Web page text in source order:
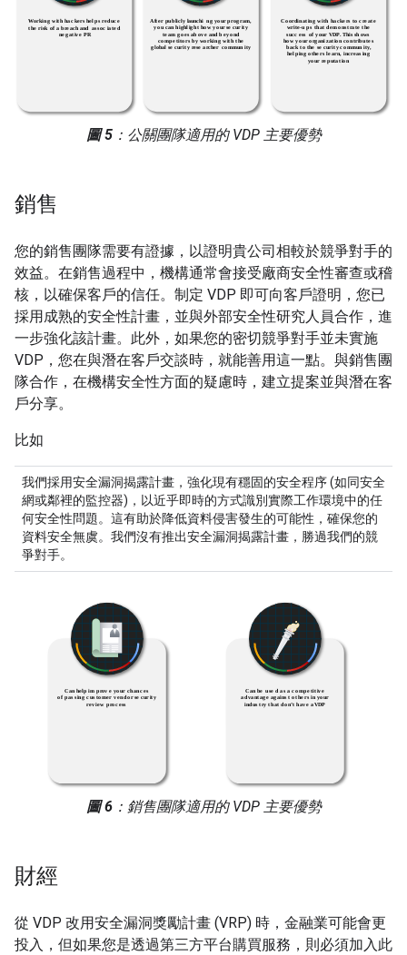
圖 5：公關團隊適用的 VDP 主要優勢
銷售
您的銷售團隊需要有證據，以證明貴公司相較於競爭對手的
效益。在銷售過程中，機構通常會接受廠商安全性審查或稽
核，以確保客戶的信任。制定 VDP 即可向客戶證明，您已
採用成熟的安全性計畫，並與外部安全性研究人員合作，進
一步強化該計畫。此外，如果您的密切競爭對手並未實施
VDP，您在與潛在客戶交談時，就能善用這一點。與銷售團
隊合作，在機構安全性方面的疑慮時，建立提案並與潛在客
戶分享。
比如
我們採用安全漏洞揭露計畫，強化現有穩固的安全程序 (如同安全
網或鄰裡的監控器)，以近乎即時的方式識別實際工作環境中的任
何安全性問題。這有助於降低資料侵害發生的可能性，確保您的
資料安全無虞。我們沒有推出安全漏洞揭露計畫，勝過我們的競
爭對手。
圖 6：銷售團隊適用的 VDP 主要優勢
財經
從 VDP 改用安全漏洞獎勵計畫 (VRP) 時，金融業可能會更
投入，但如果您是透過第三方平台購買服務，則必須加入此